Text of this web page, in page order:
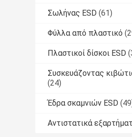
Σωλήνας ESD (61)
Φύλλα από πλαστικό
Πλαστικοί δίσκοι ESD
Συσκευάζοντας
(24)
Έδρα σκαμνιών ESD
Αντιστατικά